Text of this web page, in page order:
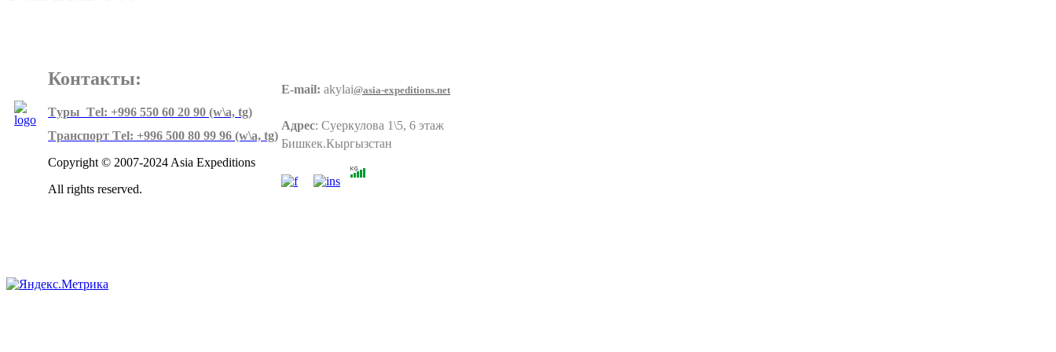
Контакты:
Tуры Тel: +996 550 60 20 90 (w\a, tg)
Tранспорт Тel: +996 500 80 99 96 (w\a, tg)
Copyright © 2007-2024 Asia Expeditions
All rights reserved.
E-mail: akylai@asia-expeditions.net
Адрес: Суеркулова 1\5, 6 этаж
Бишкек.Кыргызстан